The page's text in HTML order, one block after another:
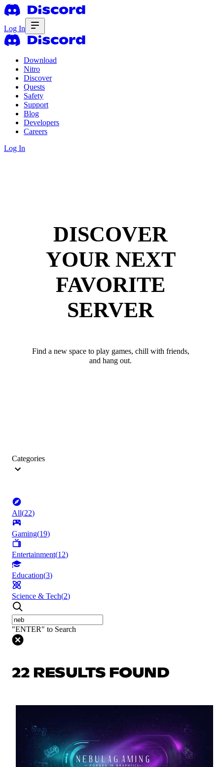
Log In
Download
Nitro
Discover
Quests
Safety
Support
Blog
Developers
Careers
Log In
DISCOVER
YOUR NEXT
FAVORITE
SERVER
Find a new space to play games, chill with friends,
and hang out.
Categories
All(22)
Gaming(19)
Entertainment(12)
Education(3)
Science & Tech(2)
"ENTER" to Search
22 RESULTS FOUND